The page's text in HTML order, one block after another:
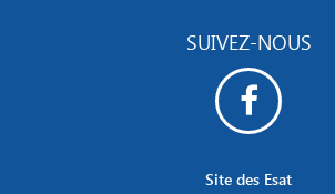
SUIVEZ-NOUS
Site des Esat